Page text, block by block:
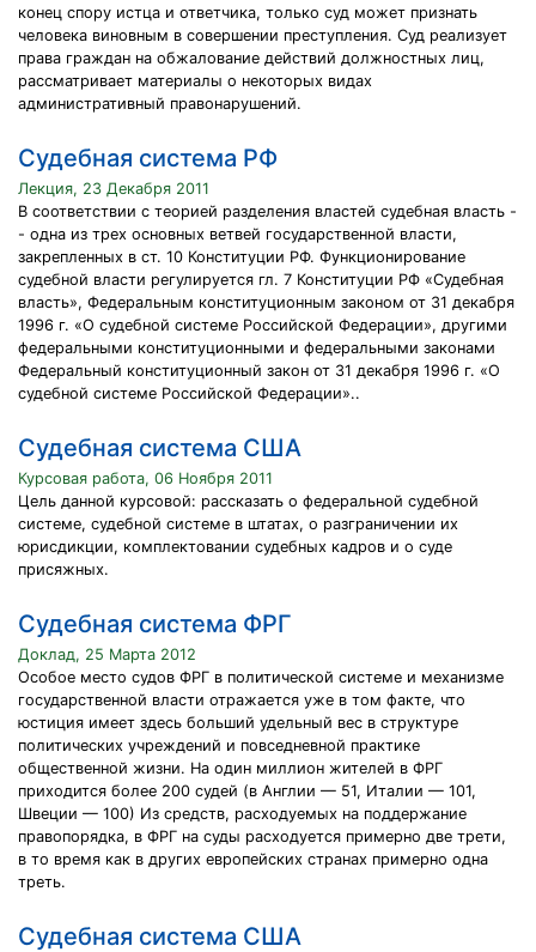
конец спору истца и ответчика, только суд может признать
человека виновным в совершении преступления. Суд реализует
права граждан на обжалование действий должностных лиц,
рассматривает материалы о некоторых видах
административный правонарушений.
Судебная система РФ
Лекция, 23 Декабря 2011
В соответствии с теорией разделения властей судебная власть -
- одна из трех основных ветвей государственной власти,
закрепленных в ст. 10 Конституции РФ. Функционирование
судебной власти регулируется гл. 7 Конституции РФ «Судебная
власть», Федеральным конституционным законом от 31 декабря
1996 г. «О судебной системе Российской Федерации», другими
федеральными конституционными и федеральными законами
Федеральный конституционный закон от 31 декабря 1996 г. «О
судебной системе Российской Федерации»..
Судебная система США
Курсовая работа, 06 Ноября 2011
Цель данной курсовой: рассказать о федеральной судебной
системе, судебной системе в штатах, о разграничении их
юрисдикции, комплектовании судебных кадров и о суде
присяжных.
Судебная система ФРГ
Доклад, 25 Марта 2012
Особое место судов ФРГ в политической системе и механизме
го­сударственной власти отражается уже в том факте, что
юстиция имеет здесь больший удельный вес в структуре
политических уч­реждений и повседневной практике
общественной жизни. На один миллион жителей в ФРГ
приходится более 200 судей (в Англии — 51, Италии — 101,
Швеции — 100) Из средств, расходуемых на поддержание
правопорядка, в ФРГ на суды расходуется примерно две трети,
в то время как в других европейских странах примерно одна
треть.
Судебная система США